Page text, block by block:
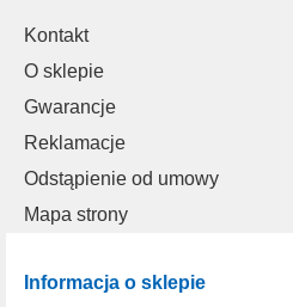
Kontakt
O sklepie
Gwarancje
Reklamacje
Odstąpienie od umowy
Mapa strony
Informacja o sklepie